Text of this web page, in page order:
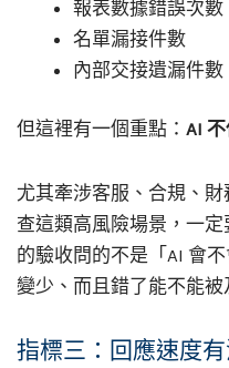
報表數據錯誤次數
名單漏接件數
內部交接遺漏件數
但這裡有一個重點： AI
尤其牽涉客服、合規、
查這類高風險場景，一
的驗收問的不是「AI 會
變少、而且錯了能不能被
指標三：回應速度